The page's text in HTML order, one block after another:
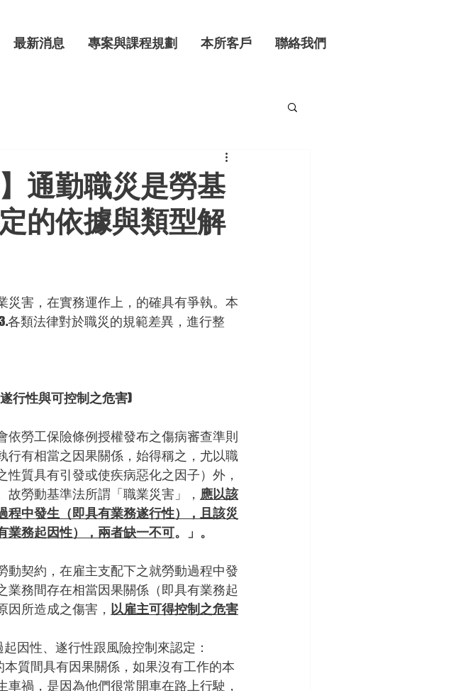
最新消息 專案與課程規劃 本所客戶 聯絡我們
通勤職災是勞基
的依據與類型解
害，在實務運作上，的確具有爭執。本
各類法律對於職災的規範差異，進行整
行性與可控制之危害)
依勞工保險條例授權發布之傷病審查準則
行有相當之因果關係，始得稱之，尤以職
質具有引發或使疾病惡化之因子）外，
勞動基準法所謂「職業災害」， 應以該
中發生（即具有業務遂行性），且該災
業務起因性），兩者缺一不可。」。
契約，在雇主支配下之就勞動過程中發
務間存在相當因果關係（即具有業務起
所造成之傷害， 以雇主可得控制之危害
因性、遂行性跟風險控制來認定：
質間具有因果關係，如果沒有工作的本
禍，是因為他們很常開車在路上行駛，